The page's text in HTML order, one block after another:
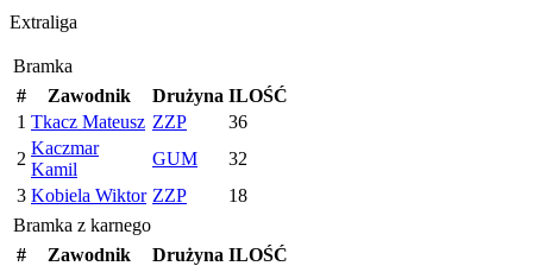
Extraliga
Bramka
#
Zawodnik Drużyna ILOŚĆ
1 Tkacz Mateusz ZZP
36
2
Kaczmar
Kamil
GUM
32
3 Kobiela Wiktor ZZP
18
Bramka z karnego
#
Zawodnik Drużyna ILOŚĆ